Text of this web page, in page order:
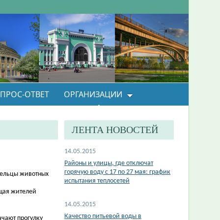
ОТВЕТ ОРГАНИЗАЦИИ
животных
жителей
прогулку
ЛЕНТА НОВОСТЕЙ
14.05.2015
Районы и улицы, где отключат
горячую воду с 17 по 27 мая: график
испытания теплосетей
14.05.2015
Качество питьевой воды в